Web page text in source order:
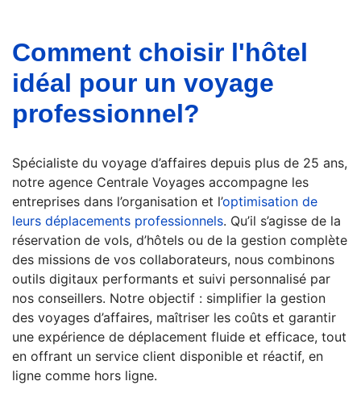
Comment choisir l'hôtel
idéal pour un voyage
professionnel?
Spécialiste du voyage d’affaires depuis plus de 25 ans,
notre agence Centrale Voyages accompagne les
entreprises dans l’organisation et l’optimisation de
leurs déplacements professionnels. Qu’il s’agisse de la
réservation de vols, d’hôtels ou de la gestion complète
des missions de vos collaborateurs, nous combinons
outils digitaux performants et suivi personnalisé par
nos conseillers. Notre objectif : simplifier la gestion
des voyages d’affaires, maîtriser les coûts et garantir
une expérience de déplacement fluide et efficace, tout
en offrant un service client disponible et réactif, en
ligne comme hors ligne.